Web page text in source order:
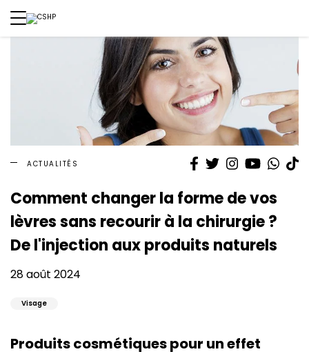
ACTUALITÉS Facebook
TwitterInstagram
YouTube
Comment changer la forme de vos
lèvres sans recourir à la chirurgie ?
De l'injection aux produits naturels
28 août 2024
Visage
Produits cosmétiques pour un effet